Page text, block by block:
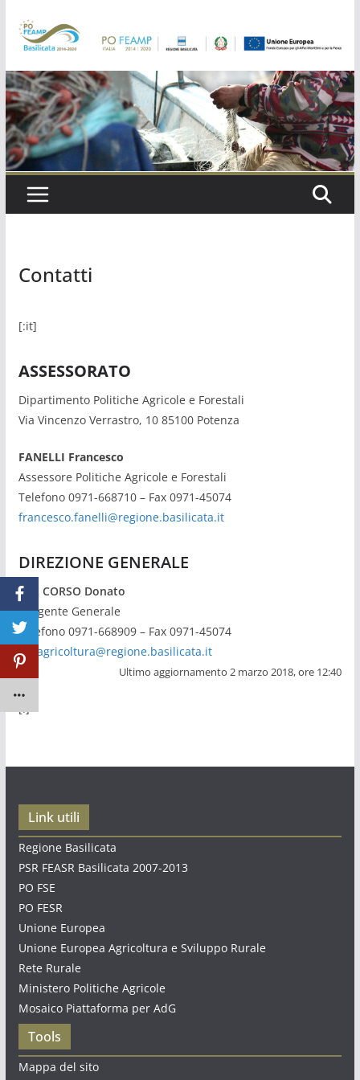
contenuto
Contatti
[:it]
ASSESSORATO
Dipartimento Politiche Agricole e Forestali
Via Vincenzo Verrastro, 10 85100 Potenza
FANELLI Francesco
Assessore Politiche Agricole e Forestali
Telefono 0971-668710 – Fax 0971-45074
francesco.fanelli@regione.basilicata.it
DIREZIONE GENERALE
DEL CORSO Donato
Dirigente Generale
Telefono 0971-668909 – Fax 0971-45074
dg_agricoltura@regione.basilicata.it
Ultimo aggiornamento 2 marzo 2018, ore 12:40
Link utili
Regione Basilicata
PSR FEASR Basilicata 2007-2013
PO FSE
PO FESR
Unione Europea
Unione Europea Agricoltura e Sviluppo Rurale
Rete Rurale
Ministero Politiche Agricole
Mosaico Piattaforma per AdG
Tools
Mappa del sito